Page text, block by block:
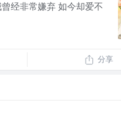
经非常嫌弃 如今却爱不
分享